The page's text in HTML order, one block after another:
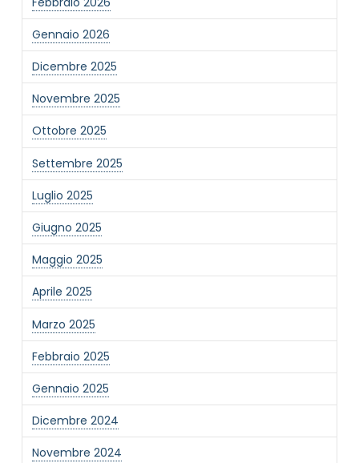
Gennaio 2026
Dicembre 2025
Novembre 2025
Ottobre 2025
Settembre 2025
Luglio 2025
Giugno 2025
Maggio 2025
Aprile 2025
Marzo 2025
Febbraio 2025
Gennaio 2025
Dicembre 2024
Novembre 2024